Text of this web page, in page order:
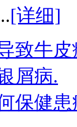
[详细]
致牛皮
屑病.
保健